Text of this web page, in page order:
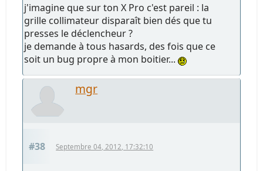
j'imagine que sur ton X Pro c'est pareil : la
grille collimateur disparaît bien dés que tu
presses le déclencheur ?
je demande à tous hasards, des fois que ce
soit un bug propre à mon boitier...
mgr
#38 Septembre 04, 2012, 17:32:10